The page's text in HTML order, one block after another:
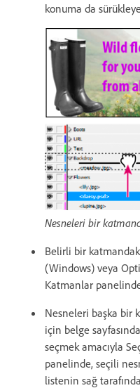
konuma da
Nesneleri bir
Belirli bir
(Windows) veya
Katmanlar
Nesneleri başka bir
için belge
seçmek amacıyla
panelinde, seçili
listenin sağ